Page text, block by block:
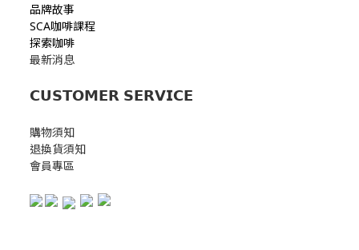
品牌故事
SCA咖啡課程
探索咖啡
最新消息
𝗖𝗨𝗦𝗧𝗢𝗠𝗘𝗥 𝗦𝗘𝗥𝗩𝗜𝗖𝗘
購物須知
退換貨須知
會員專區